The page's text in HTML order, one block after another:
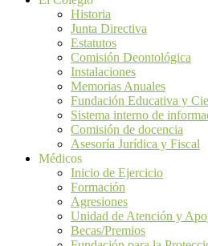
Historia
Junta Directiva
Estatutos
Comisión Deontológica
Instalaciones
Memorias Anuales
Fundación Educativa y
Sistema interno de
Comisión de docencia
Asesoría Jurídica y Fiscal
Médicos
Inicio de Ejercicio
Formación
Agresiones
Unidad de Atención y
Becas/Premios